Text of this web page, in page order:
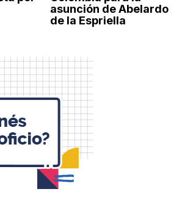
asunción de Abelardo
de la Espriella